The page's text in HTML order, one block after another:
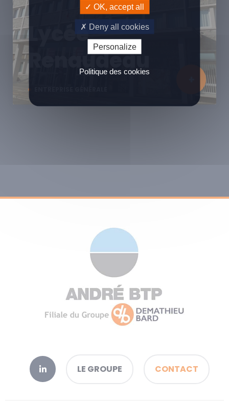
Lycée
Renaudeau
LE GROUPE CONTACT
OK, accept all
Deny all cookies
Personalize
Politique des cookies